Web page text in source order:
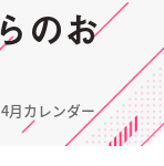
のお
4月カレンダー